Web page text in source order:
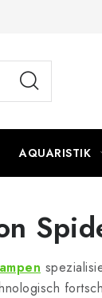
AQUARISTIK